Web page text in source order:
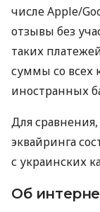
числе Apple/
отзывы без
таких
суммы со всех
иностранных
Для сравнения,
эквайринга
с украинских
Об